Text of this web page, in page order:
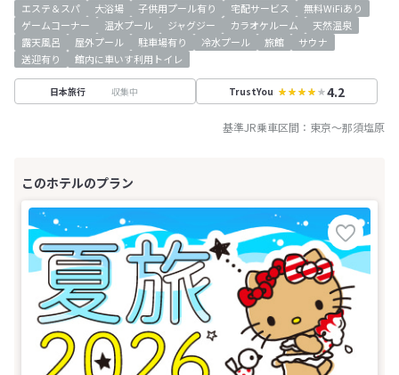
エステ＆スパ 大浴場 子供用プール有り 宅配サービス
無料WiFiあり
ゲームコーナー
温水プール ジャグジー カラオケルーム
天然温泉
露天風呂
屋外プール 駐車場有り 冷水プール 旅館
サウナ
送迎有り
館内に車いす利用トイレ
日本旅行 収集中 TrustYou 4.2
基準JR乗車区間： 東京～那須塩原